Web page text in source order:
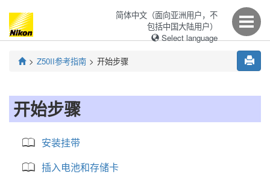
简体中文（面向亚洲用户，不
包括中国大陆用户）
Select language
Z50II参考指南 开始步骤
开始步骤
安装挂带
插入电池和存储卡